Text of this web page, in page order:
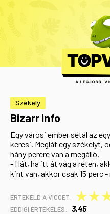
Székely
Bizarr info
Egy városi ember sétál az
keresi. Meglát egy székelyt,
hány percre van a megálló.
- Hát, ha itt át vág a réten,
kint van, akkor csak 15 perc
ÉRTÉKELD A VICCET: ★
★
EDDIGI ÉRTÉKELÉS: 3,45